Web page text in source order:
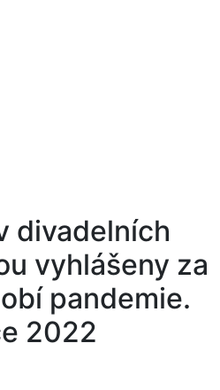
divadelních
vyhlášeny za
pandemie.
2022